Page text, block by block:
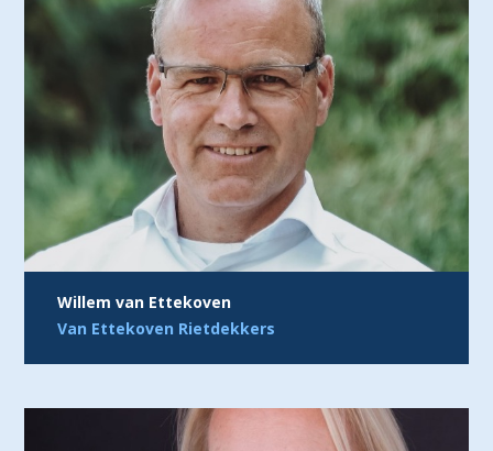
Willem van Ettekoven
Van Ettekoven Rietdekkers